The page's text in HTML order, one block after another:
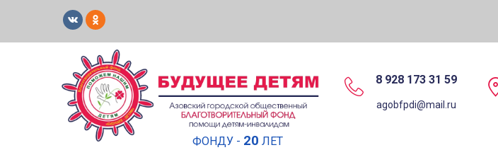
ФОНДУ - 20 ЛЕТ
8 928 173 31 59
agobfpdi@mail.ru